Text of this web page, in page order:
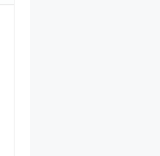
Van tekstverwerker omschakelen